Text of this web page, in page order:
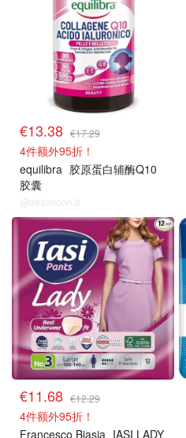
€13.38 €17.29
4件额外95折！
equilibra 胶原蛋白辅酶Q10
胶囊
@dealmoon.it
€11.68 €12.29
4件额外95折！
Francesco Biasia IASI LADY